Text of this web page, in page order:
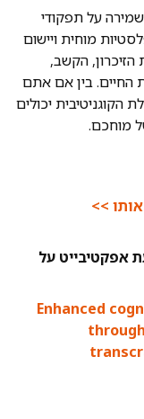
על תפקודי
מוחית ויישום
הקשב,
החיים. בין אם אתם
הקוגניטיבית יכולים
מוחכם.
אותו >>
אפקטיבייט על
Enhanced